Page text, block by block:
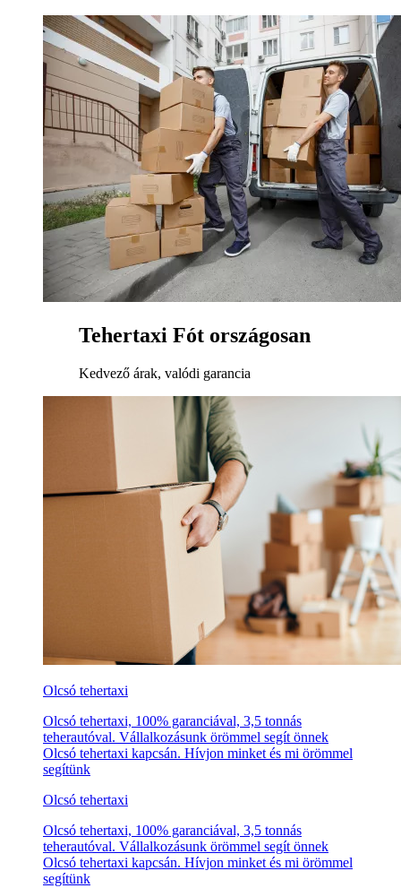
Tehertaxi Fót országosan
Kedvező árak, valódi garancia
Olcsó tehertaxi
Olcsó tehertaxi, 100% garanciával, 3,5 tonnás
teherautóval. Vállalkozásunk örömmel segít önnek
Olcsó tehertaxi kapcsán. Hívjon minket és mi örömmel
segítünk
Olcsó tehertaxi
Olcsó tehertaxi, 100% garanciával, 3,5 tonnás
teherautóval. Vállalkozásunk örömmel segít önnek
Olcsó tehertaxi kapcsán. Hívjon minket és mi örömmel
segítünk